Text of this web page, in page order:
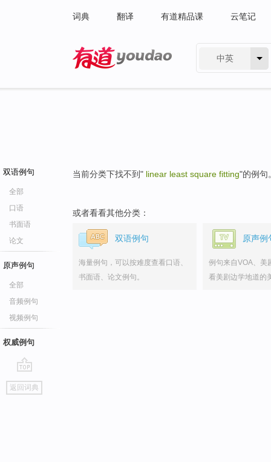
词典 翻译 有道精品课 云笔记
中英
双语例句
全部
口语
书面语
论文
原声例句
全部
音频例句
视频例句
权威例句
go
top
返回词典
当前分类下找不到" linear least square fitting"的例句
或者看看其他分类：
双语例句
海量例句，可以按难度查看口语、
书面语、论文例句。
原声例
例句来自VOA、美
看美剧边学地道的